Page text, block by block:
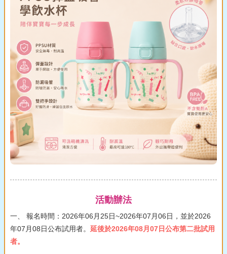
活動辦法
一、 報名時間：2026年06月25日~2026年07月06日，並於2026
年07月08日公布試用者。 延後於2026年08月07日公布第二批試用
者。